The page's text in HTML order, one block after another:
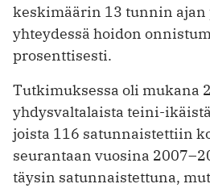
keskimäärin 13 tunnin ajan
yhteydessä hoidon
prosenttisesti.
Tutkimuksessa oli mukana
yhdysvaltalaista teini-
joista 116 satunnaistettiin
seurantaan vuosina
täysin satunnaistettuna,